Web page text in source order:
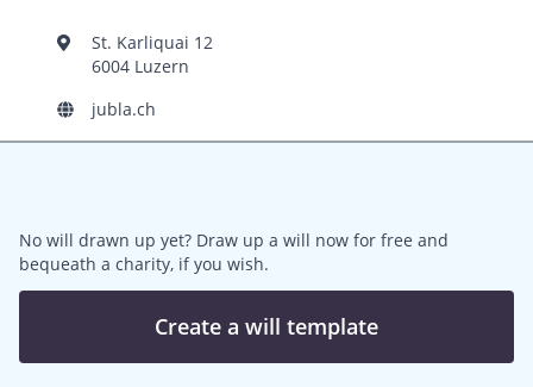
St. Karliquai 12
6004 Luzern
jubla.ch
No will drawn up yet? Draw up a will now for free and
bequeath a charity, if you wish.
Create a will template